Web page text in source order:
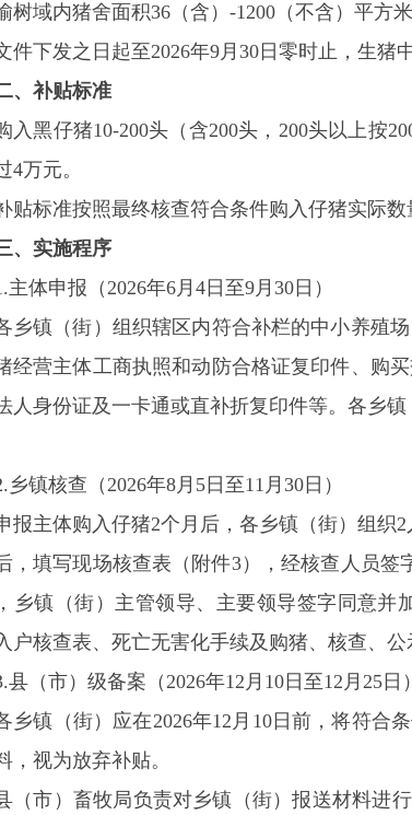
域内猪舍面积36（含）-1200（不含）平方米
下发之日起至2026年9月30日零时止， 生猪
补贴标准
黑仔猪10-200头（含200头，200头以上按
4万元。
标准按照最终核查符合条件购入仔猪实际数
实施程序
主体申报（2026年6月4日至9月30日）
镇（街） 组织辖区内符合补栏的中小养殖
经营主体工商执照和动防合格证复印件、购
人身份证及一卡通或直补折复印件等。各乡镇
核查（2026年8月5日至11月30日）
主体购入仔猪2个月后，各乡镇（街） 组织2
，填写现场核查表（附件3），经核查人员
乡镇（街） 主管领导、主要领导签字同意并
户核查表、 死亡无害化手续及 购猪、 核查、公
（市） 级备案 （2026年12月10日至12月25日）
镇（街） 应在2026年12 月 10日前，将符合
，视为放弃补贴。
市 ） 畜牧局负责对乡镇 （街）报送材料进